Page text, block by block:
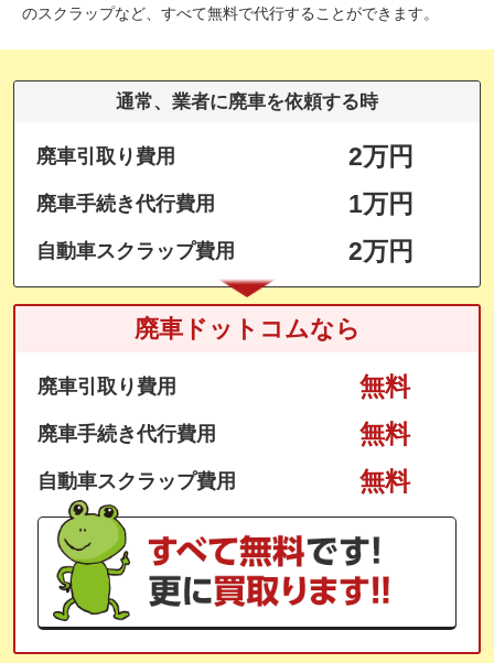
のスクラップなど、すべて無料で代行することができます。
通常、業者に廃車を依頼する時
廃車引取り費用 2万円
廃車手続き代行費用 1万円
自動車スクラップ費用 2万円
廃車ドットコムなら
廃車引取り費用 無料
廃車手続き代行費用 無料
自動車スクラップ費用 無料